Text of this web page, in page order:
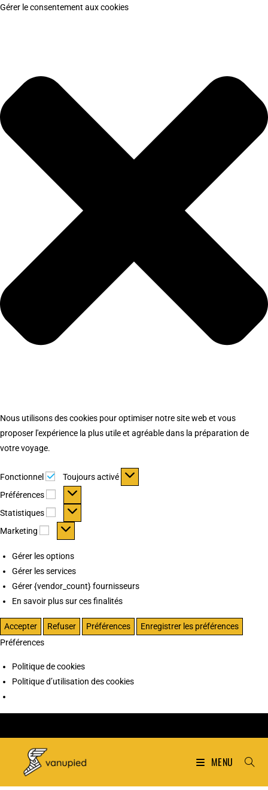
Gérer le consentement aux cookies
Nous utilisons des cookies pour optimiser notre site web et vous
proposer l'expérience la plus utile et agréable dans la préparation de
votre voyage.
Fonctionnel Fonctionnel
Toujours activé
Préférences
Préférences
Statistiques Statistiques
Marketing Marketing
Gérer les options
Gérer les services
Gérer {vendor_count} fournisseurs
En savoir plus sur ces finalités
Accepter Refuser Préférences
Enregistrer les préférences
Préférences
Politique de cookies
Politique d’utilisation des cookies
MENU